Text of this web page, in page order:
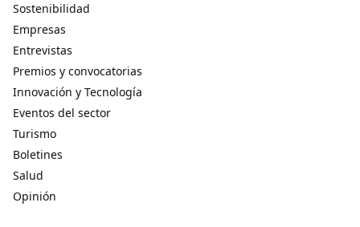
Sostenibilidad
Empresas
Entrevistas
Premios y convocatorias
Innovación y Tecnología
Eventos del sector
Turismo
Boletines
Salud
Opinión